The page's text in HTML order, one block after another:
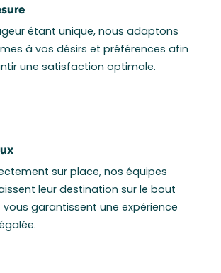
étant unique, nous adaptons
à vos désirs et préférences afin
une satisfaction optimale.
sur place, nos équipes
leur destination sur le bout
garantissent une expérience